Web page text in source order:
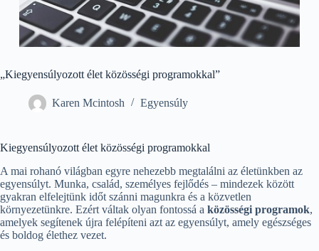
„Kiegyensúlyozott élet közösségi programokkal”
Karen Mcintosh Egyensúly
Kiegyensúlyozott élet közösségi programokkal
A mai rohanó világban egyre nehezebb megtalálni az életünkben az
egyensúlyt. Munka, család, személyes fejlődés – mindezek között
gyakran elfelejtünk időt szánni magunkra és a közvetlen
környezetünkre. Ezért váltak olyan fontossá a közösségi programok,
amelyek segítenek újra felépíteni azt az egyensúlyt, amely egészséges
és boldog élethez vezet.